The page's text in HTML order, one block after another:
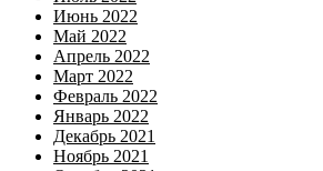
Июнь 2022
Май 2022
Апрель 2022
Март 2022
Февраль 2022
Январь 2022
Декабрь 2021
Ноябрь 2021